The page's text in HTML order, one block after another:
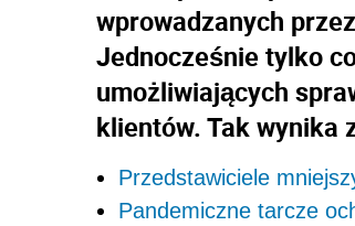
wprowadzanych
Jednocześnie tylko
umożliwiających
klientów. Tak wynika
Przedstawiciele
Pandemiczne tarcze